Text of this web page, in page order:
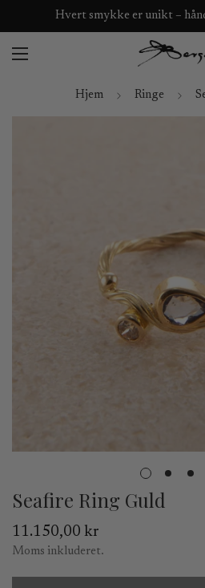
Hvert smykke er unikt –
Hjem Ringe
Seafire Ring Guld
Normal
pris
11.150,00 kr
Moms inkluderet.